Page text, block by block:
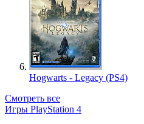
Hogwarts - Legacy (PS4)
Смотреть все
Игры PlayStation 4